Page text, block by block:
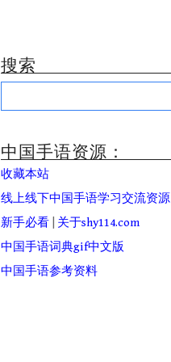
搜索
Search
中国手语资源：
收藏本站
线上线下中国手语学习交流资源
新手必看
关于shy114.com
中国手语词典gif中文版
中国手语参考资料